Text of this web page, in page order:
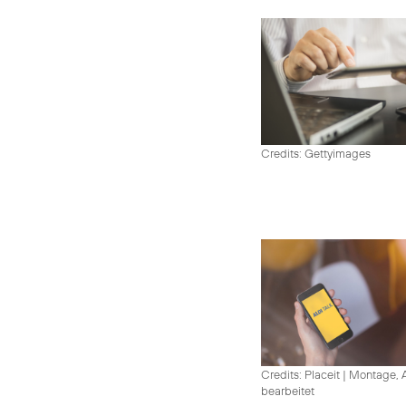
Credits: Gettyimages
Credits: Placeit | Montage,
bearbeitet